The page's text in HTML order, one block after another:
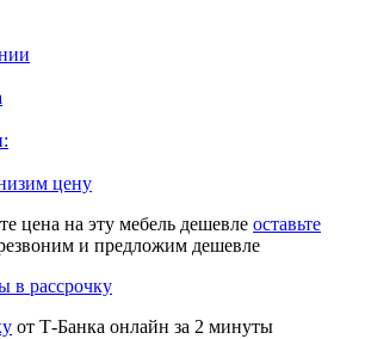
цену
цена на эту мебель дешевле оставьте
и предложим дешевле
в рассрочку
от Т-Банка онлайн за 2 минуты